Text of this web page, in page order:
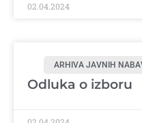
02.04.2024
ARHIVA JAVNIH
Odluka o izboru